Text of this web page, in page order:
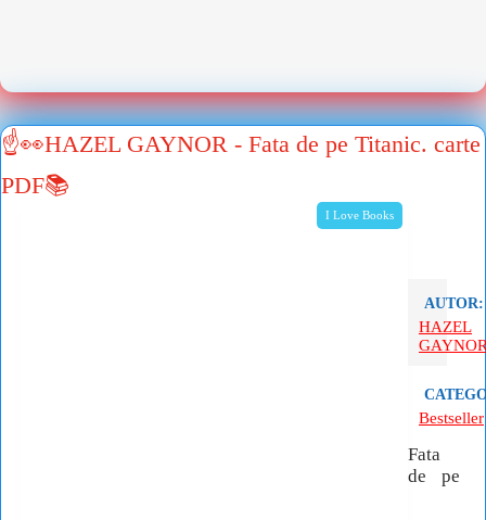
I Love Books
☝👀HAZEL GAYNOR - Fata de pe Titanic. carte
PDF📚
AUTOR:
HAZEL
Bestseller
Fata
de pe